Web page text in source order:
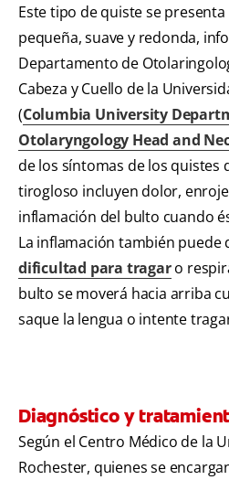
Este tipo de quiste se
pequeña, suave y redonda,
Departamento de
Cabeza y Cuello de la
(Columbia University
Otolaryngology Head and
de los síntomas de los quistes
tirogloso incluyen dolor,
inflamación del bulto cuando
La inflamación también puede
dificultad para tragaro
bulto se moverá hacia arriba
saque la lengua o intente
Diagnóstico y
Según el Centro Médico de la
Rochester, quienes se